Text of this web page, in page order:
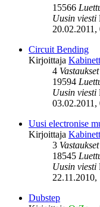
15566
Uusin viesti
20.02.2011,
Circuit Bending
Kirjoittaja
4 Vastaukset
19594
Uusin viesti
03.02.2011,
Uusi electronise
Kirjoittaja
3 Vastaukset
18545
Uusin viesti
22.11.2010,
Dubstep